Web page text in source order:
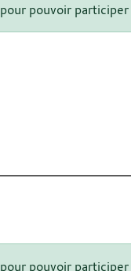
pour pouvoir
pour pouvoir